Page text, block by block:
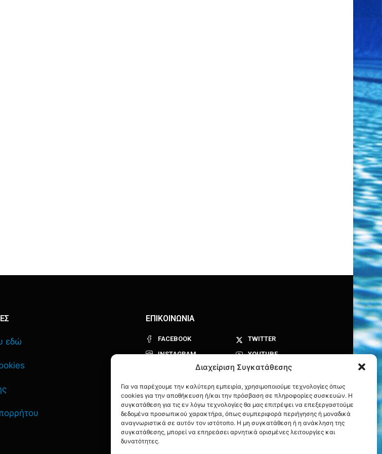
Διαχείριση Συγκατάθεσης
Για να παρέχουμε την καλύτερη εμπειρία, χρησιμοποιούμε τεχνολογίες όπως
cookies για την αποθήκευση ή/και την πρόσβαση σε πληροφορίες συσκευών. Η
συγκατάθεση για τις εν λόγω τεχνολογίες θα μας επιτρέψει να επεξεργαστούμε
δεδομένα προσωπικού χαρακτήρα, όπως συμπεριφορά περιήγησης ή μοναδικά
αναγνωριστικά σε αυτόν τον ιστότοπο. Η μη συγκατάθεση ή η ανάκληση της
συγκατάθεσης, μπορεί να επηρεάσει αρνητικά ορισμένες λειτουργίες και
δυνατότητες.
εδώ
ΕΠΙΚΟΙΝΩΝΙΑ
FACEBOOK
TWITTER
INSTAGRAM
YOUTUBE